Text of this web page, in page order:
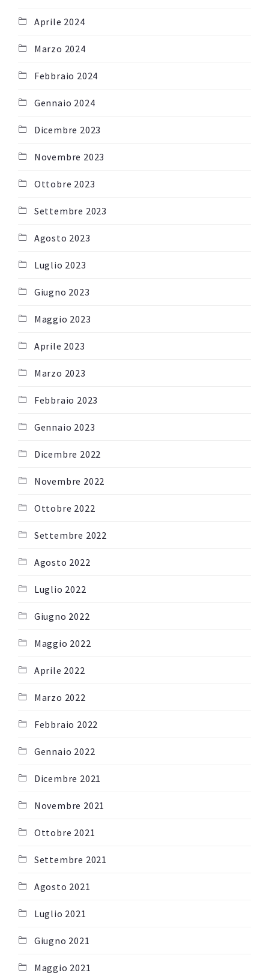
Aprile 2024
Marzo 2024
Febbraio 2024
Gennaio 2024
Dicembre 2023
Novembre 2023
Ottobre 2023
Settembre 2023
Agosto 2023
Luglio 2023
Giugno 2023
Maggio 2023
Aprile 2023
Marzo 2023
Febbraio 2023
Gennaio 2023
Dicembre 2022
Novembre 2022
Ottobre 2022
Settembre 2022
Agosto 2022
Luglio 2022
Giugno 2022
Maggio 2022
Aprile 2022
Marzo 2022
Febbraio 2022
Gennaio 2022
Dicembre 2021
Novembre 2021
Ottobre 2021
Settembre 2021
Agosto 2021
Luglio 2021
Giugno 2021
Maggio 2021